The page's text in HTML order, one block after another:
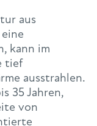
aus
kann im
tief
ausstrahlen.
35 Jahren,
von